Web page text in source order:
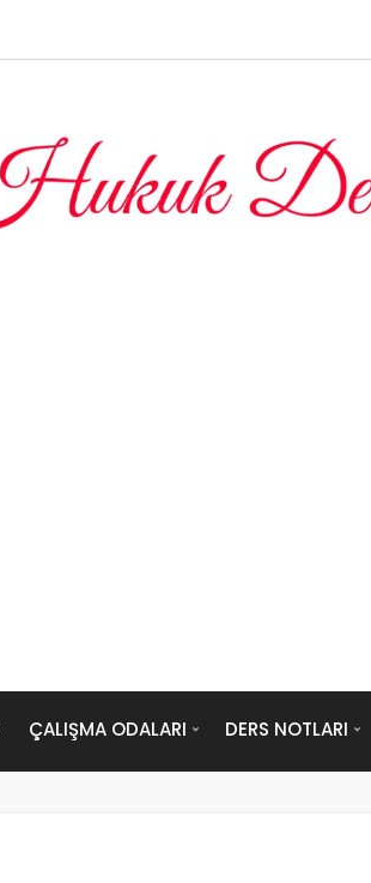
ÇALIŞMA ODALARI DERS NOTLARI